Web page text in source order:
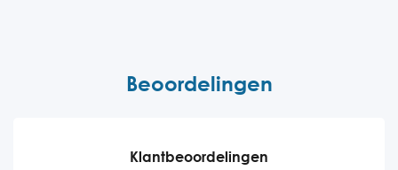
Beoordelingen
Klantbeoordelingen